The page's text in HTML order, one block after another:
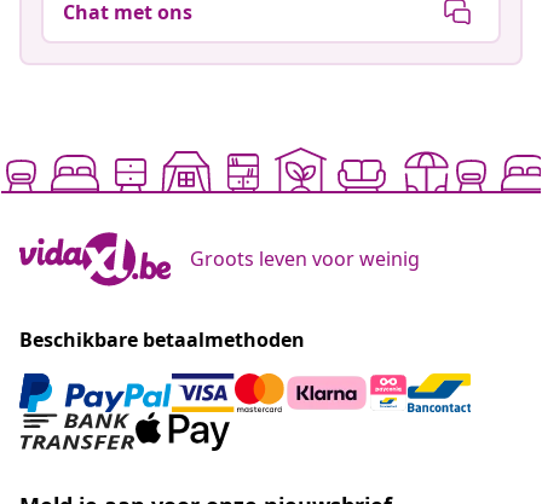
Chat met ons
Groots leven voor weinig
Beschikbare betaalmethoden